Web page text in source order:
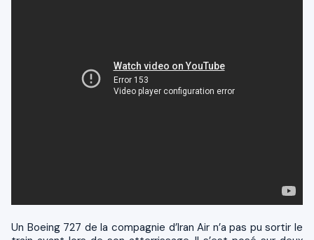
Un Boeing 727 de la compagnie d’Iran Air n’a pas pu sortir le